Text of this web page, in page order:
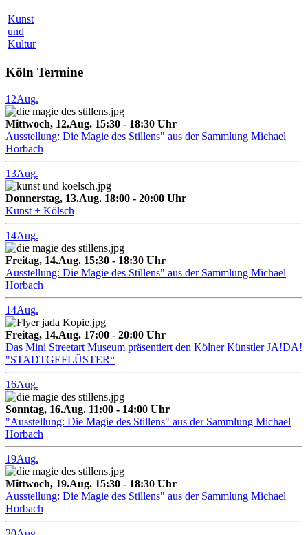
Kunst
und
Kultur
Köln Termine
12Aug.
Mittwoch, 12.Aug. 15:30 - 18:30 Uhr
Ausstellung: Die Magie des Stillens" aus der Sammlung Michael
Horbach
13Aug.
Donnerstag, 13.Aug. 18:00 - 20:00 Uhr
Kunst + Kölsch
14Aug.
Freitag, 14.Aug. 15:30 - 18:30 Uhr
Ausstellung: Die Magie des Stillens" aus der Sammlung Michael
Horbach
14Aug.
Freitag, 14.Aug. 17:00 - 20:00 Uhr
Das Mini Streetart Museum präsentiert den Kölner Künstler JA!DA!
"STADTGEFLÜSTER“
16Aug.
Sonntag, 16.Aug. 11:00 - 14:00 Uhr
"Ausstellung: Die Magie des Stillens" aus der Sammlung Michael
Horbach
19Aug.
Mittwoch, 19.Aug. 15:30 - 18:30 Uhr
Ausstellung: Die Magie des Stillens" aus der Sammlung Michael
Horbach